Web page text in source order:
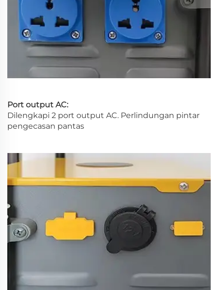
Port output AC:
Dilengkapi 2 port output AC. Perlindungan pintar
pengecasan pantas